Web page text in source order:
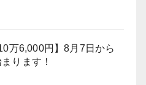
万6,000円】8月7日から
ります！